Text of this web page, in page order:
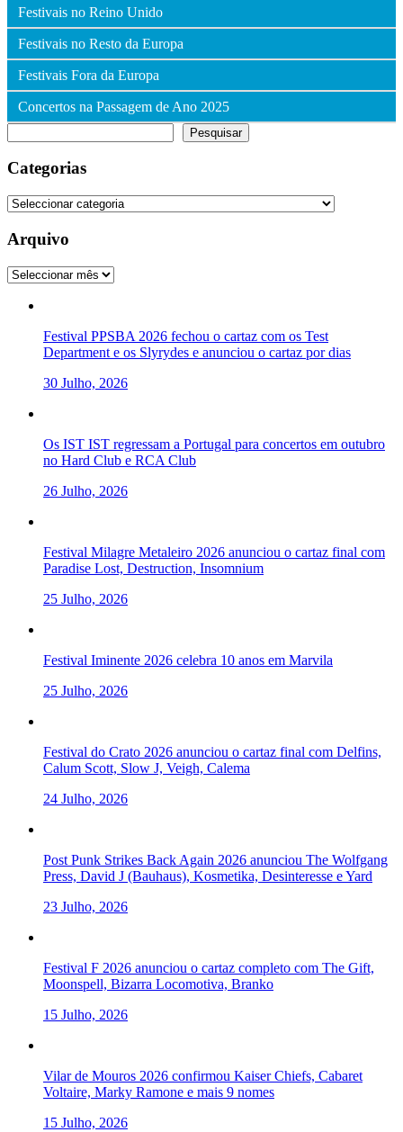
Festivais no Reino Unido
Festivais no Resto da Europa
Festivais Fora da Europa
Concertos na Passagem de Ano 2025
Pesquisar
Categorias
Categorias
Arquivo
Arquivo
Festival PPSBA 2026 fechou o cartaz com os Test
Department e os Slyrydes e anunciou o cartaz por dias
30 Julho, 2026
Os IST IST regressam a Portugal para concertos em outubro
no Hard Club e RCA Club
26 Julho, 2026
Festival Milagre Metaleiro 2026 anunciou o cartaz final com
Paradise Lost, Destruction, Insomnium
25 Julho, 2026
Festival Iminente 2026 celebra 10 anos em Marvila
25 Julho, 2026
Festival do Crato 2026 anunciou o cartaz final com Delfins,
Calum Scott, Slow J, Veigh, Calema
24 Julho, 2026
Post Punk Strikes Back Again 2026 anunciou The Wolfgang
Press, David J (Bauhaus), Kosmetika, Desinteresse e Yard
23 Julho, 2026
Festival F 2026 anunciou o cartaz completo com The Gift,
Moonspell, Bizarra Locomotiva, Branko
15 Julho, 2026
Vilar de Mouros 2026 confirmou Kaiser Chiefs, Cabaret
Voltaire, Marky Ramone e mais 9 nomes
15 Julho, 2026